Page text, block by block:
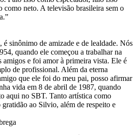
como neto. A televisão brasileira sem o
sinônimo de amizade e de lealdade. Nós
quando ele começou a trabalhar na
e foi amor à primeira vista. Ele é
de profissional. Além da eterna
que ele foi do meu pai, posso afirmar
vida em 8 de abril de 1987, quando
aqui no SBT. Tanto artística como
ao Silvio, além de respeito e